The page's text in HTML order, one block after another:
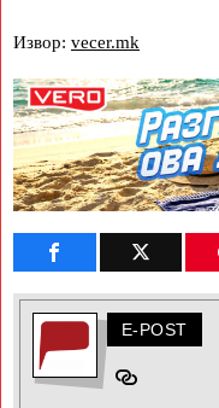
Извор: vecer.mk
E-POST